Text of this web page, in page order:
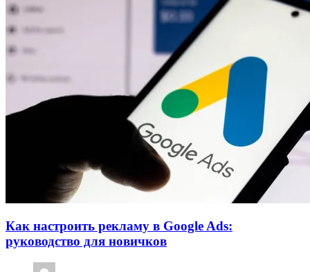
Как настроить рекламу в Google Ads:
руководство для новичков